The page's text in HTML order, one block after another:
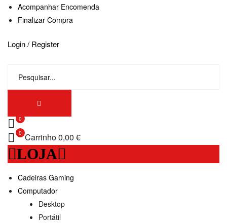
Acompanhar Encomenda
Finalizar Compra
Login / Register
0
0 Carrinho0,00 €
LOJA
Cadeiras Gaming
Computador
Desktop
Portátil